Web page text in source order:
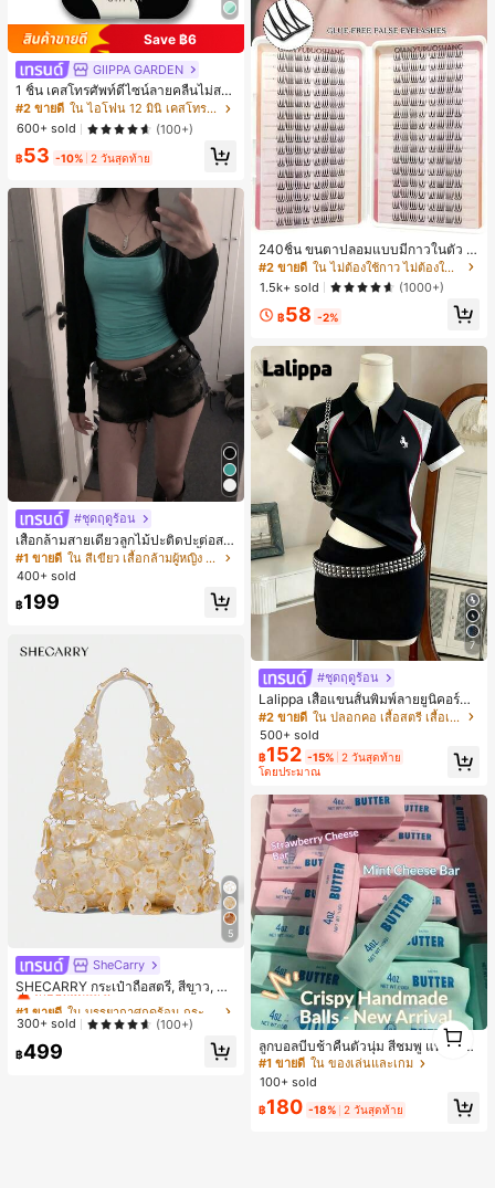
Save ฿6
GIIPPA GARDEN
1 ชิ้น เคสโทรศัพท์ดีไซน์ลายคลื่นไม่สม
มาตรสำหรับ Phone 17 Pro Max, เหม
าะสำหรับ Phone 16 Pro Max, 15 Pro
Max, 14 Pro Max, เคสโทรศัพท์สไตล์เ
กาหลีและน่าสนใจ, เข้ากันได้กับ 11/12/
13/14/15/16 Pro Max Plus, ดีไซน์หรู
ขวัญในอุดมคติสำหรับคริสต์มาส, วันว
าเลนไทน์, อีสเตอร์, ฤดูแต่งงานและวันเ
กิดสำหรับแฟนสาว
#2 ขายดี
ใน ไอโฟน 12 มินิ เคสโทรศัพท์แฟชั่น
600+ sold
(100+)
฿53 -10% 2 วันสุดท้าย
#ชุดฤดูร้อน
เสื้อกล้ามสายเดี่ยวลูกไม้ปะติดปะต่อสไ
ตล์เกาหลี, สุนทรียศาสตร์ Y2K, เสื้อผ้าส
ตรีทแวร์ลำลองฤดูร้อน
#1 ขายดี
ใน สีเขียว เสื้อกล้ามผู้หญิง & Camis
400+ sold
฿199
5
SheCarry
SHECARRY กระเป๋าถือสตรี, สีขาว, แฟ
ชั่น, สง่างาม, วันหยุด, งานปาร์ตี้
#1 ขายดี
เกือบหมดแล้ว!
#1 ขายดี
เกือบหมดแล้ว!
#1 ขายดี
เกือบหมดแล้ว!
#1 ขายดี
ใน บรรยากาศฤดูร้อน กระเป๋าหูหิ้วด้านบนผู้หญิง
เกือบหมดแล้ว!
300+ sold (100+)
฿499
240ชิ้น ขนตาปลอมแบบมีกาวในตัว C
-Curl, ธรรมชาติ สำหรับใช้ในชีวิตประ
จำวันและโอกาสพิเศษ, เหมาะสำหรับผู้เ
ริ่มต้น DIY, ไม่เสียหาย ใช้งานง่าย, ติด
ทนนาน เหมาะสำหรับงานปาร์ตี้, ถ่ายภ
าพ, เวที, ขนตาปลอมเนื้อนุ่ม
#2 ขายดี
ใน ไม่ต้องใช้กาว ไม่ต้องใช้น้ำยาถอด ขนตาแต่ละเส้น
1.5k+ sold
(1000+)
฿58 -2%
7
#ชุดฤดูร้อน
Lalippa เสื้อแขนสั้นพิมพ์ลายยูนิคอร์นล
ายทางสีตัดกันสำหรับผู้หญิง สไตล์วิทย
าลัย
#2 ขายดี
ใน ปลอกคอ เสื้อสตรี เสื้อเบลาส์ & Tee
500+ sold
฿152 -15% 2 วันสุดท้าย
โดยประมาณ
ลูกบอลบีบช้าคืนตัวนุ่ม สีชมพู แท่งเนย
บีบคลายเครียด นุ่มยืดหยุ่น ของเล่นบีบ
4 ออนซ์ ของเล่นเกลือ เหมาะสำหรับขอ
งขวัญวันหยุด ของขวัญสนุกและน่ารัก
ของขวัญวันเกิด ของขวัญอีสเตอร์ ของ
ขวัญฮาโลวีน ของขวัญคริสต์มาส ของข
#1 ขายดี ใน ของเล่นและเกม
100+ sold
฿180 -18% 2 วันสุดท้าย
1